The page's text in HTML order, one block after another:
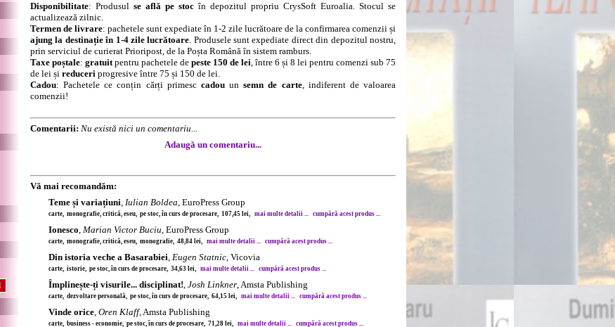
Disponibilitate: Produsul se află pe stoc în depozitul propriu CrysSoft Euroalia. Stocul se
actualizează zilnic.
Termen de livrare: pachetele sunt expediate în 1-2 zile lucrătoare de la confirmarea comenzii și
ajung la destinație în 1-4 zile lucrătoare. Produsele sunt expediate direct din depozitul nostru,
prin serviciul de curierat Prioripost, de la Poșta Română în sistem ramburs.
Taxe poștale: gratuitpentru pachetele de peste 150 de lei, între 6 și 8 lei pentru comenzi sub 75
de lei și reduceri progresive între 75 și 150 de lei.
Cadou: Pachetele ce conțin cărți primesc cadouunsemn de carte, indiferent de valoarea
comenzii!
Comentarii: Nu există nici un comentariu...
Adaugă un comentariu...
Vă mai recomandăm:
Teme și variațiuni, Iulian Boldea, EuroPress Group
carte, monografie, critică, eseu, pe stoc, în curs de procesare, 107,45 lei, mai multe detalii ... cumpără acest produs ...
Ionesco, Marian Victor Buciu, EuroPress Group
carte, monografie, critică, eseu, monografie, 48,84 lei, mai multe detalii ... cumpără acest produs ...
Din istoria veche a Basarabiei, Eugen Statnic, Vicovia
carte, istorie, pe stoc, în curs de procesare, 34,63 lei, mai multe detalii ... cumpără acest produs ...
Împlinește-ți visurile... disciplinat!, Josh Linkner, Amsta Publishing
carte, dezvoltare personală, pe stoc, în curs de procesare, 64,15 lei, mai multe detalii ... cumpără acest produs ...
Vinde orice, Oren Klaff, Amsta Publishing
carte, business - economie, pe stoc, în curs de procesare, 71,28 lei, mai multe detalii ... cumpără acest produs ...